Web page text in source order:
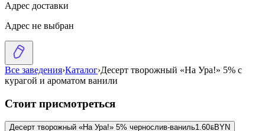
Адрес доставки
Адрес не выбран
Все заведения›Каталог›Десерт творожный «На Ура!» 5% с
курагой и ароматом ванили
Стоит присмотреться
Десерт творожный «На Ура!» 5% чернослив-ваниль1.60BYNBYN